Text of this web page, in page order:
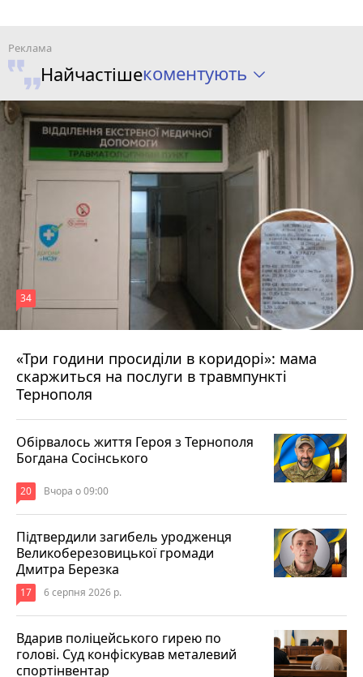
Найчастішекоментують
«Три години просиділи в коридорі»: мама
скаржиться на послуги в травмпункті
Тернополя
34
Вчора о 13:05
Обірвалось життя Героя з Тернополя
Богдана Сосінського
20 Вчора о 09:00
Підтвердили загибель уродженця
Великоберезовицької громади
Дмитра Березка
17 6 серпня 2026 р.
Вдарив поліцейського гирею по
голові. Суд конфіскував металевий
спортінвентар